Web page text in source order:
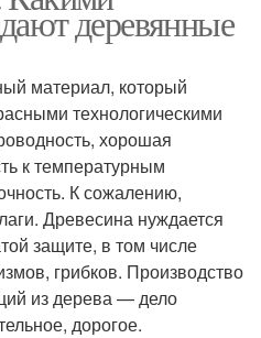
деревянные
материал, который
технологическими
хорошая
к температурным
К сожалению,
Древесина нуждается
защите, в том числе
грибков. Производство
из дерева — дело
дорогое.